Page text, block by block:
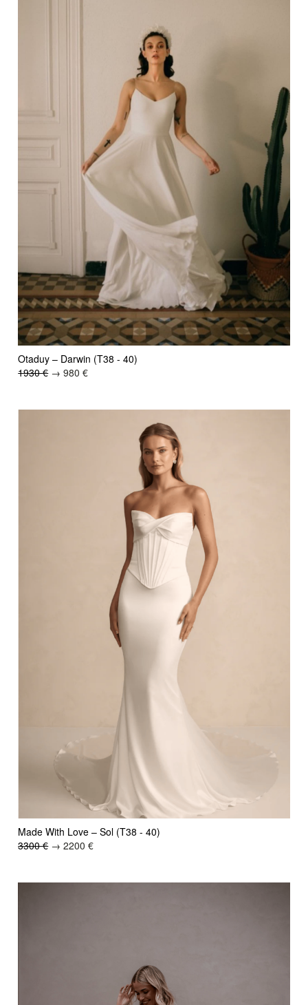
Otaduy – Darwin (T38 - 40)
1930 € → 980 €
Made With Love – Sol (T38 - 40)
3300 € → 2200 €